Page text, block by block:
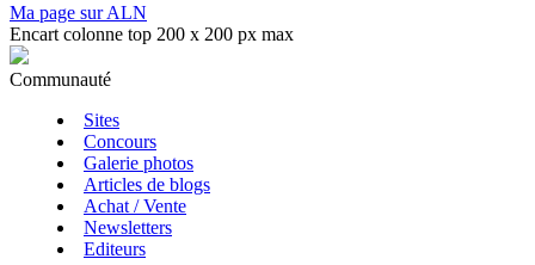
Ma page sur ALN
Encart colonne top 200 x 200 px max
Communauté
Sites
Concours
Galerie photos
Articles de blogs
Achat / Vente
Newsletters
Editeurs